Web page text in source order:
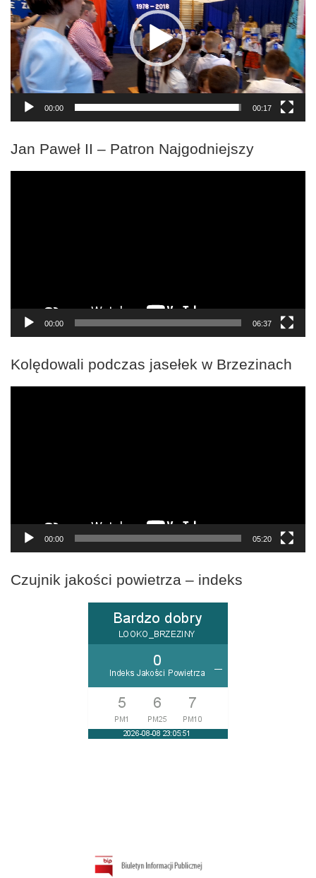
00:00 00:17
Jan Paweł II – Patron Najgodniejszy
00:00 06:37
Kolędowali podczas jasełek w Brzezinach
00:00 05:20
Czujnik jakości powietrza – indeks